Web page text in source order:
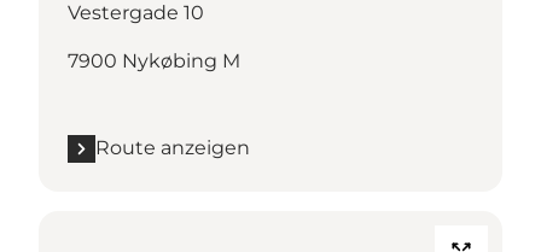
Vestergade 10
7900 Nykøbing M
Route anzeigen